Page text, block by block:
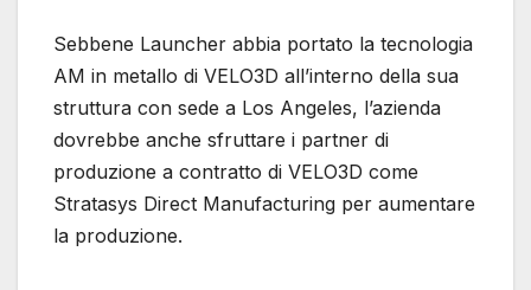
Sebbene Launcher abbia portato la tecnologia
AM in metallo di VELO3D all’interno della sua
struttura con sede a Los Angeles, l’azienda
dovrebbe anche sfruttare i partner di
produzione a contratto di VELO3D come
Stratasys Direct Manufacturing per aumentare
la produzione.